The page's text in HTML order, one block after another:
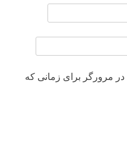
در مرورگر برای زمانی که